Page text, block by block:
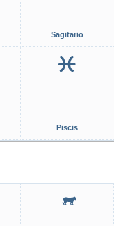
Sagitario
Piscis